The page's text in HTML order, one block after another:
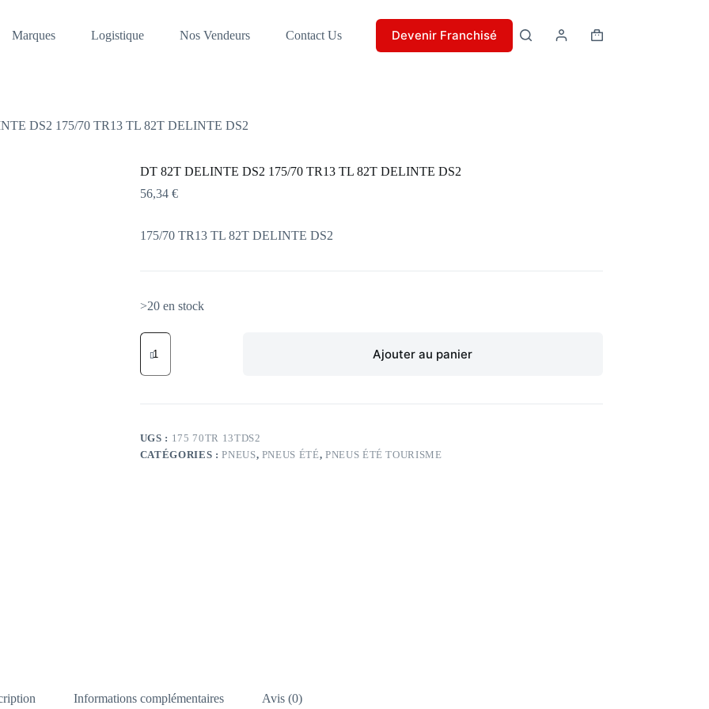
Marques Logistique Nos Vendeurs Contact Us Devenir Franchisé
Panier
DS2 175/70 TR13 TL 82T DELINTE DS2
DT 82T DELINTE DS2 175/70 TR13 TL 82T DELINTE DS2
56,34 €
175/70 TR13 TL 82T DELINTE DS2
>20 en stock
quantité
de
82T
DS2
TR13
TL
82T
Ajouter au panier
UGS : 175 70TR 13TDS2
CATÉGORIES :PNEUS, PNEUS ÉTÉ, PNEUS ÉTÉ TOURISME
Informations complémentaires Avis (0)